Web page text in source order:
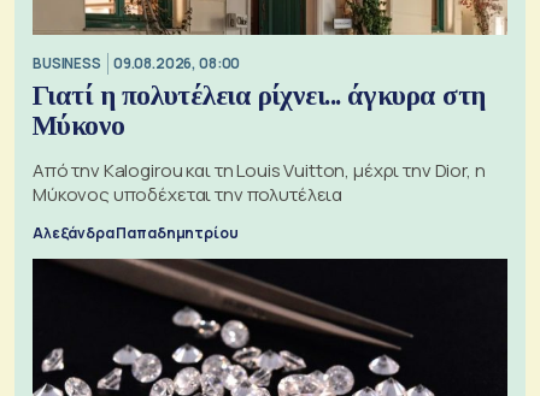
BUSINESS 09.08.2026, 08:00
Γιατί η πολυτέλεια ρίχνει... άγκυρα στη
Μύκονο
Από την Kalogirou και τη Louis Vuitton, μέχρι την Dior, η
Μύκονος υποδέχεται την πολυτέλεια
Αλεξάνδρα Παπαδημητρίου